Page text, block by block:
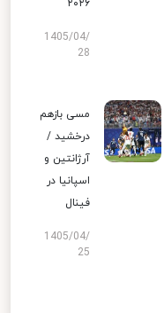
۲۰۲۶
1405/04/
28
مسی بازهم
درخشید /
آرژانتین و
اسپانیا در
فینال
1405/04/
25